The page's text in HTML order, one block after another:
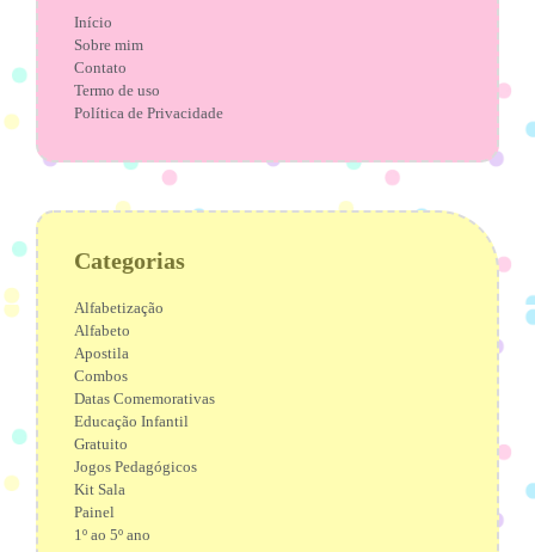
Início
Sobre mim
Contato
Termo de uso
Política de Privacidade
Categorias
Alfabetização
Alfabeto
Apostila
Combos
Datas Comemorativas
Educação Infantil
Gratuito
Jogos Pedagógicos
Kit Sala
Painel
1º ao 5º ano